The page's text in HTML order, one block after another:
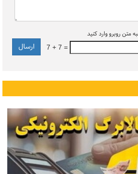
متن روبرو وارد کنید
7 + 7 =